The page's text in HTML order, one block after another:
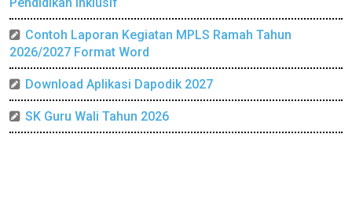
Pendidikan Inklusif
Contoh Laporan Kegiatan MPLS Ramah Tahun
2026/2027 Format Word
Download Aplikasi Dapodik 2027
SK Guru Wali Tahun 2026